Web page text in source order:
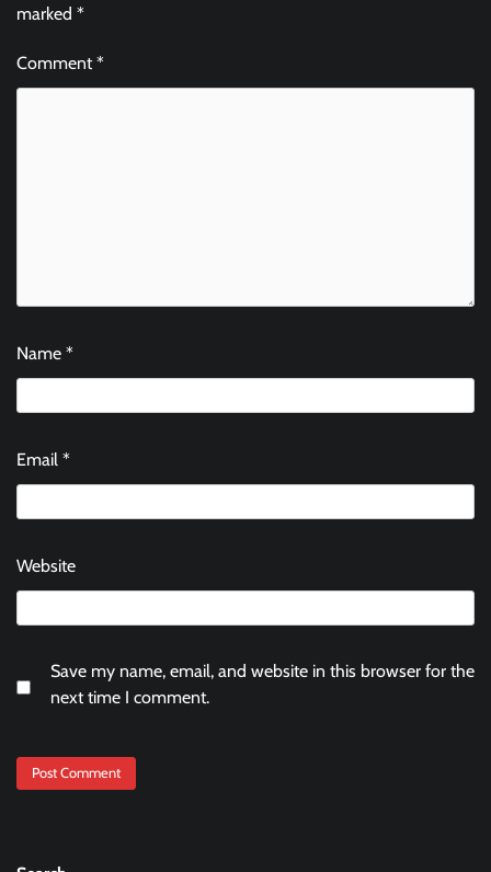
marked *
Comment*
Name *
Email *
Website
Save my name, email, and website in this browser for the
next time I comment.